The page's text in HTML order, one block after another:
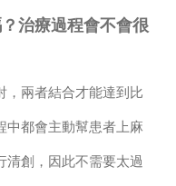
治療過程會不會很
，兩者結合才能達到比
中都會主動幫患者上麻
清創，因此不需要太過